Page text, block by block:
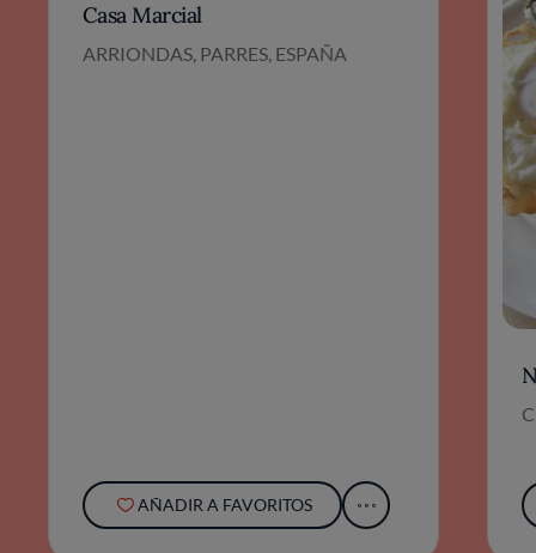
Casa Marcial
ARRIONDAS, PARRES, ESPAÑA
AÑADIR A FAVORITOS